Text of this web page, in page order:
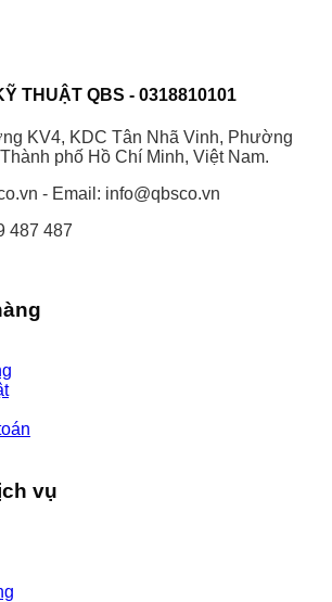
THUẬT QBS - 0318810101
KV4, KDC Tân Nhã Vinh, Phường
phố Hồ Chí Minh, Việt Nam.
- Email: info@qbsco.vn
487 487
vụ